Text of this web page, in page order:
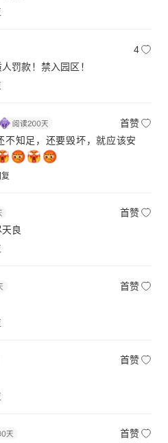
4
罚款！禁入园区！
首赞
不知足，还要毁坏，就应该安
复
首赞
良
首赞
首赞
首赞